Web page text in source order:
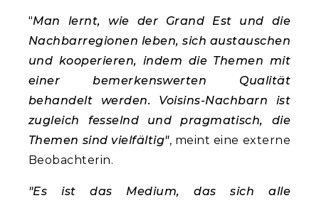
"Man lernt, wie der Grand Est und die
Nachbarregionen leben, sich austauschen
und kooperieren, indem die Themen mit
einer bemerkenswerten Qualität
behandelt werden. Voisins-Nachbarn ist
zugleich fesselnd und pragmatisch, die
Themen sind vielfältig", meint eine externe
Beobachterin.
"Es ist das Medium, das sich alle